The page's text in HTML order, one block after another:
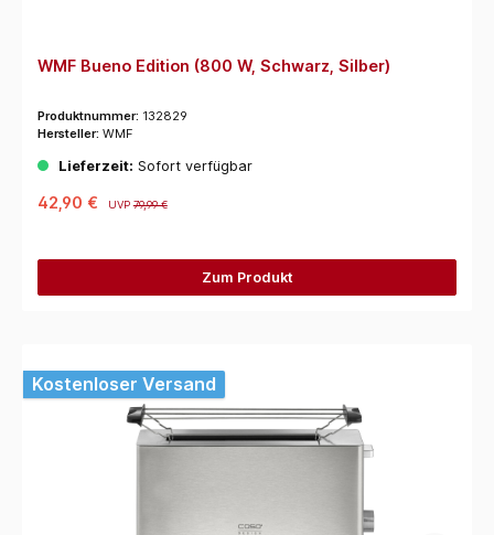
WMF Bueno Edition (800 W, Schwarz, Silber)
Produktnummer: 132829
Hersteller: WMF
Lieferzeit: Sofort verfügbar
42,90 € UVP79,99 €
Zum Produkt
Kostenloser Versand